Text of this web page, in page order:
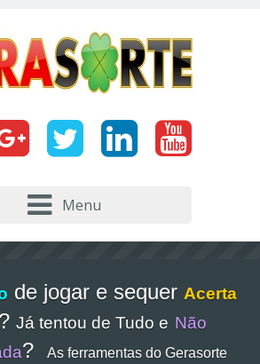
Menu
de jogar e sequer Acerta
? Já tentou de Tudo e Não
?
As ferramentas do Gerasorte